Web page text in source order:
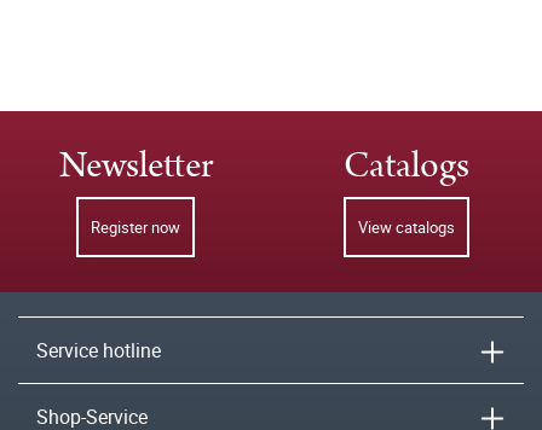
Newsletter
Register now
Catalogs
View catalogs
Service hotline
Shop-Service